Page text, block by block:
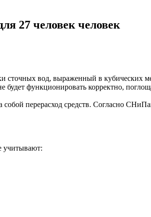
27 человек человек
вод, выраженный в кубических
функционировать корректно,
перерасход средств. Согласно
учитывают: